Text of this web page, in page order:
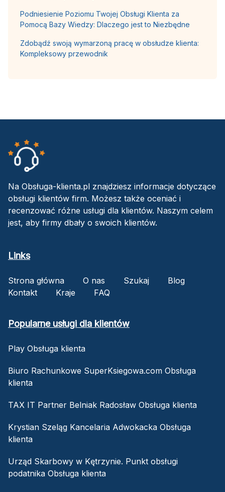
Podniesienie Poziomu Twojej Obsługi Klienta za
Pomocą Bazy Wiedzy: Dlaczego jest to Niezbędne
Zdobądź swoją wymarzoną pracę w obsłudze klienta:
Kompleksowy przewodnik
Na Obsługa-klienta.pl znajdziesz informacje dotyczące
obsługi klientów firm. Możesz także oceniać i
recenzować różne usługi dla klientów. Naszym celem
jest, aby firmy dbały o swoich klientów.
Links
Strona główna O nas Szukaj
Blog
Kontakt
Kraje FAQ
Popularne usługi dla klientów
Play Obsługa klienta
Biuro Rachunkowe SuperKsiegowa.com Obsługa
klienta
TAX IT Partner Belniak Radosław Obsługa klienta
Krystian Szeląg Kancelaria Adwokacka Obsługa
klienta
Urząd Skarbowy w Kętrzynie. Punkt obsługi
podatnika Obsługa klienta